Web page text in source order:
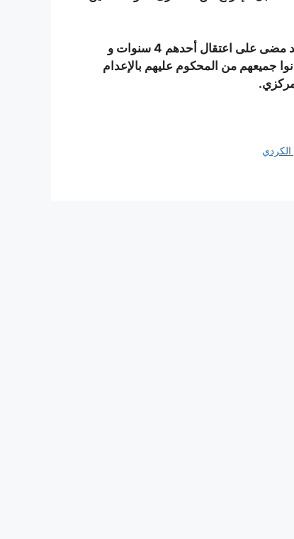
يذكر أنّ الأشخاص الثلاثة الذين تم تحريرهم من معتقلات الأسد، قد مضى على اعتقال أحدهم 4 سنوات و
في السجون، و كانوا جميعهم من المحكوم عليهم بالإعدام